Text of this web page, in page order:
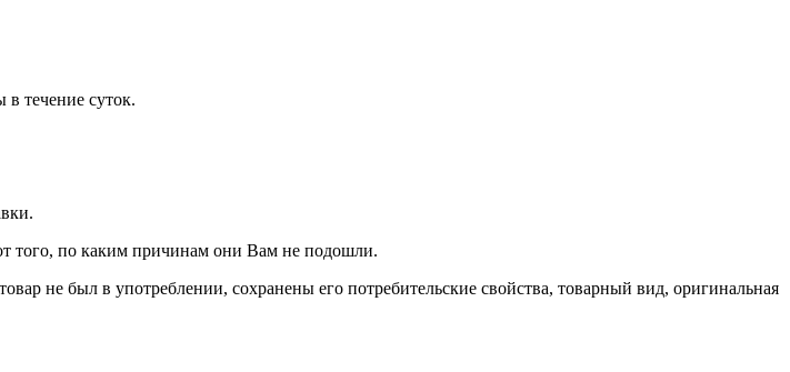
в течение суток.
того, по каким причинам они Вам не подошли.
не был в употреблении, сохранены его потребительские свойства, товарный вид, оригинальная